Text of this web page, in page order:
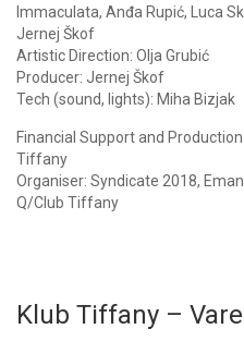
Immaculata, Anđa Rupić, Luca
Jernej Škof
Artistic Direction: Olja Grubić
Producer: Jernej Škof
Tech (sound, lights): Miha Bizjak
Financial Support and
Tiffany
Organiser: Syndicate 2018,
Q/Club Tiffany
Klub Tiffany –